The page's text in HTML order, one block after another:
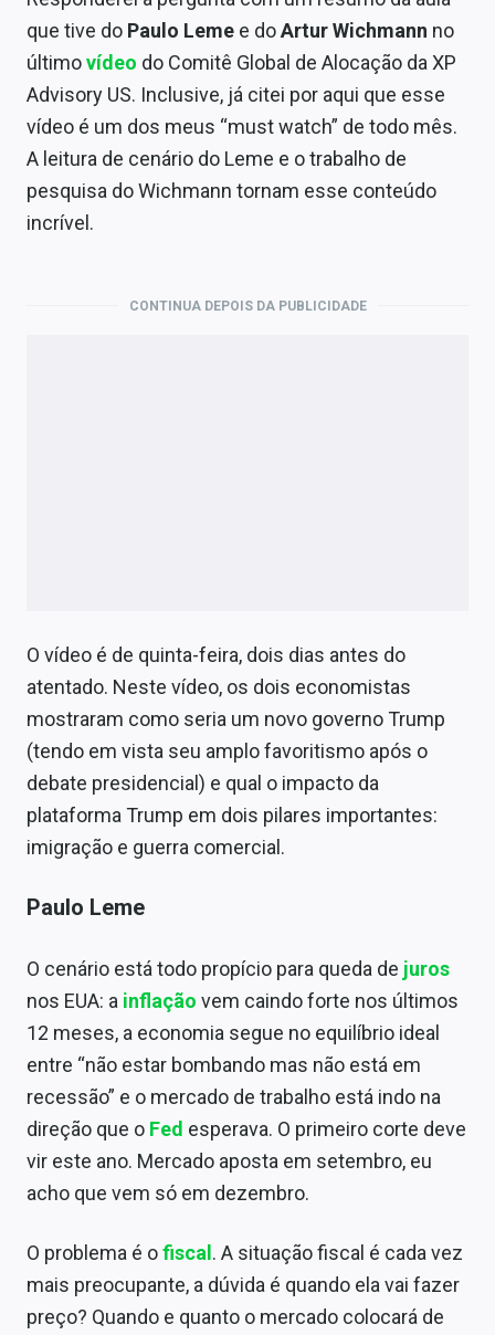
que tive do Paulo Leme e doArtur Wichmann no
últimovídeo do Comitê Global de Alocação da XP
Advisory US. Inclusive, já citei por aqui que esse
vídeo é um dos meus “must watch” de todo mês.
A leitura de cenário do Leme e o trabalho de
pesquisa do Wichmann tornam esse conteúdo
incrível.
CONTINUA DEPOIS DA PUBLICIDADE
O vídeo é de quinta-feira, dois dias antes do
atentado. Neste vídeo, os dois economistas
mostraram como seria um novo governo Trump
(tendo em vista seu amplo favoritismo após o
debate presidencial) e qual o impacto da
plataforma Trump em dois pilares importantes:
imigração e guerra comercial.
Paulo Leme
O cenário está todo propício para queda de juros
nos EUA: a inflação vem caindo forte nos últimos
12 meses, a economia segue no equilíbrio ideal
entre “não estar bombando mas não está em
recessão” e o mercado de trabalho está indo na
direção que o Fed esperava. O primeiro corte deve
vir este ano. Mercado aposta em setembro, eu
acho que vem só em dezembro.
O problema é ofiscal. A situação fiscal é cada vez
mais preocupante, a dúvida é quando ela vai fazer
preço? Quando e quanto o mercado colocará de